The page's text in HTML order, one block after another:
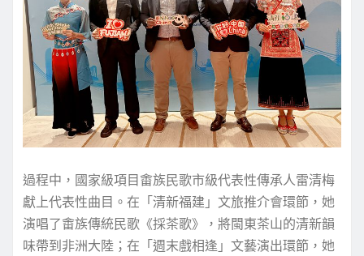
過程中，國家級項目畬族民歌市級代表性傳承人雷清梅
獻上代表性曲目。在「清新福建」文旅推介會環節，她
演唱了畬族傳統民歌《採茶歌》，將閩東茶山的清新韻
味帶到非洲大陸；在「週末戲相逢」文藝演出環節，她